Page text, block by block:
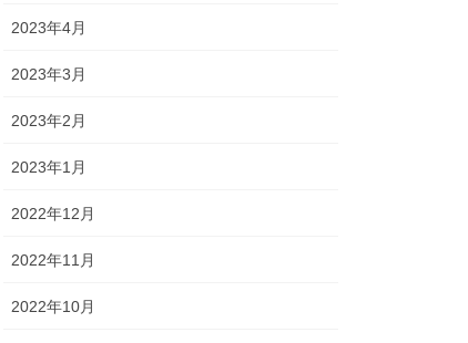
2023年4月
2023年3月
2023年2月
2023年1月
2022年12月
2022年11月
2022年10月